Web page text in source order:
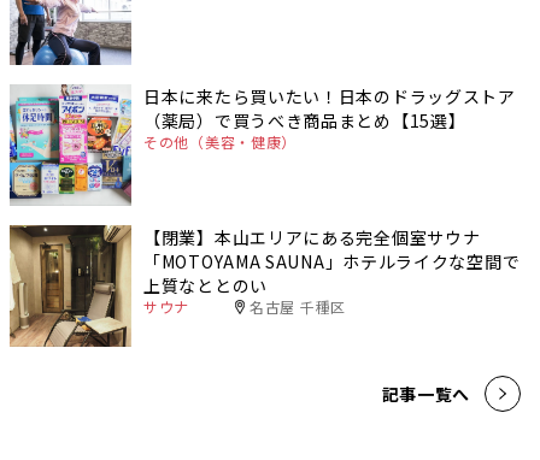
日本に来たら買いたい！日本のドラッグストア
（薬局）で買うべき商品まとめ【15選】
その他（美容・健康）
【閉業】本山エリアにある完全個室サウナ
「MOTOYAMA SAUNA」ホテルライクな空間で
上質なととのい
サウナ 名古屋 千種区
記事一覧へ